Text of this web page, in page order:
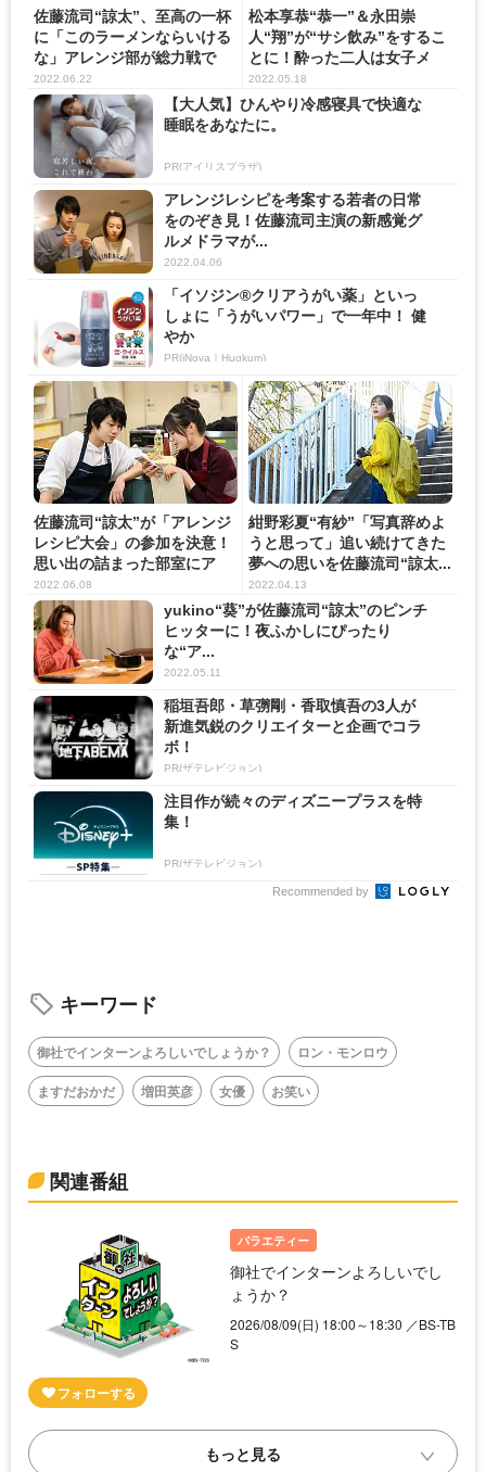
佐藤流司“諒太”、至高の一杯
に「このラーメンならいける
な」アレンジ部が総力戦で
大...
2022.06.22
松本享恭“恭一”＆永田崇
人“翔”が“サシ飲み”をするこ
とに！酔った二人は女子メ
ン...
2022.05.18
【大人気】ひんやり冷感寝具で快適な
睡眠をあなたに。
PR(アイリスプラザ)
アレンジレシピを考案する若者の日常
をのぞき見！佐藤流司主演の新感覚グ
ルメドラマが...
2022.04.06
「イソジン®クリアうがい薬」といっ
しょに「うがいパワー」で一年中！ 健
やか
PR(iNova｜Hugkum)
佐藤流司“諒太”が「アレンジ
レシピ大会」の参加を決意！
思い出の詰まった部室にア
レ...
2022.06.08
紺野彩夏“有紗”「写真辞めよ
うと思って」追い続けてきた
夢への思いを佐藤流司“諒太...
2022.04.13
yukino“葵”が佐藤流司“諒太”のピンチ
ヒッターに！夜ふかしにぴったり
な“ア...
2022.05.11
稲垣吾郎・草彅剛・香取慎吾の3人が
新進気鋭のクリエイターと企画でコラ
ボ！
PR(ザテレビジョン)
注目作が続々のディズニープラスを特
集！
PR(ザテレビジョン)
Recommended by
キーワード
御社でインターンよろしいでしょうか？
ロン・モンロウ
ますだおかだ
増田英彦 女優 お笑い
関連番組
バラエティー
御社でインターンよろしいでし
ょうか？
2026/08/09(日) 18:00～18:30 ／BS-TB
S